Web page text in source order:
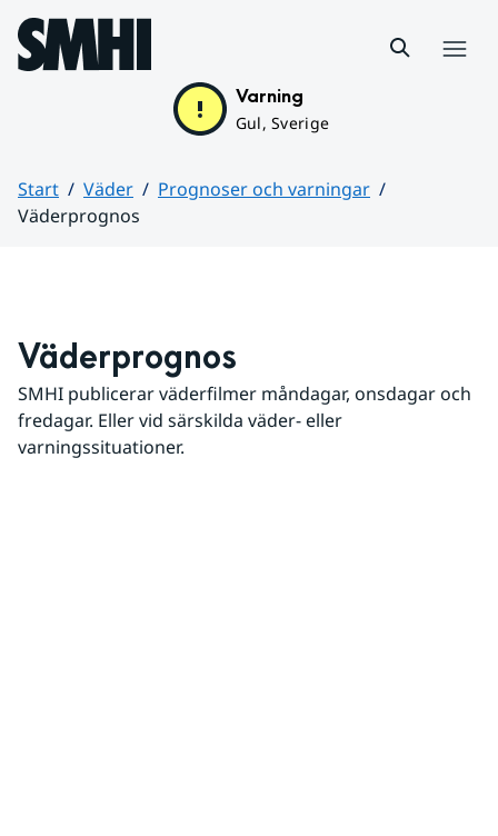
Hoppa till sidans innehåll
Varning
Gul, Sverige
Start Väder
Prognoser och varningar
Väderprognos
Väderprognos
SMHI publicerar väderfilmer måndagar, onsdagar och
fredagar. Eller vid särskilda väder- eller
varningssituationer.